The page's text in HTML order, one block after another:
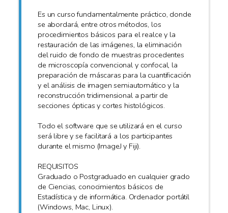
Es un curso fundamentalmente práctico, donde
se abordará, entre otros métodos, los
procedimientos básicos para el realce y la
restauración de las imágenes, la eliminación
del ruido de fondo de muestras procedentes
de microscopía convencional y confocal, la
preparación de máscaras para la cuantificación
y el análisis de imagen semiautomático y la
reconstrucción tridimensional a partir de
secciones ópticas y cortes histológicos.
Todo el software que se utilizará en el curso
será libre y se facilitará a los participantes
durante el mismo (ImageJ y Fiji).
REQUISITOS
Graduado o Postgraduado en cualquier grado
de Ciencias, conocimientos básicos de
Estadística y de informática. Ordenador portátil
(Windows, Mac, Linux).